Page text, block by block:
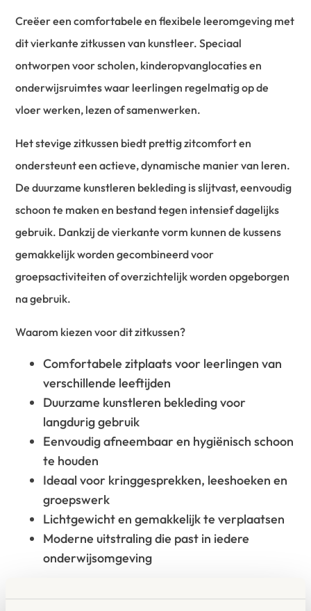
Creëer een comfortabele en flexibele leeromgeving met
dit vierkante zitkussen van kunstleer. Speciaal
ontworpen voor scholen, kinderopvanglocaties en
onderwijsruimtes waar leerlingen regelmatig op de
vloer werken, lezen of samenwerken.
Het stevige zitkussen biedt prettig zitcomfort en
ondersteunt een actieve, dynamische manier van leren.
De duurzame kunstleren bekleding is slijtvast, eenvoudig
schoon te maken en bestand tegen intensief dagelijks
gebruik. Dankzij de vierkante vorm kunnen de kussens
gemakkelijk worden gecombineerd voor
groepsactiviteiten of overzichtelijk worden opgeborgen
na gebruik.
Waarom kiezen voor dit zitkussen?
Comfortabele zitplaats voor leerlingen van
verschillende leeftijden
Duurzame kunstleren bekleding voor
langdurig gebruik
Eenvoudig afneembaar en hygiënisch schoon
te houden
Ideaal voor kringgesprekken, leeshoeken en
groepswerk
Lichtgewicht en gemakkelijk te verplaatsen
Moderne uitstraling die past in iedere
onderwijsomgeving